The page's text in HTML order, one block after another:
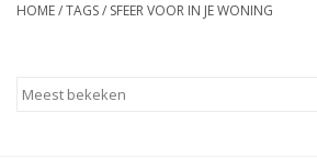
Tafelhaarden
HOME/TAGS/ SFEER VOOR IN JE WONING